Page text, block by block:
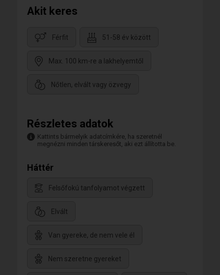
Akit keres
Férfit 51-58 év között
Max. 100 km-re a lakhelyemtől
Nőtlen, elvált vagy özvegy
Részletes adatok
Kattints bármelyik adatcímkére, ha szeretnél
megnézni minden társkeresőt, aki ezt állította be.
Háttér
Felsőfokú tanfolyamot végzett
Elvált
Van gyereke, de nem vele él
Nem szeretne gyereket